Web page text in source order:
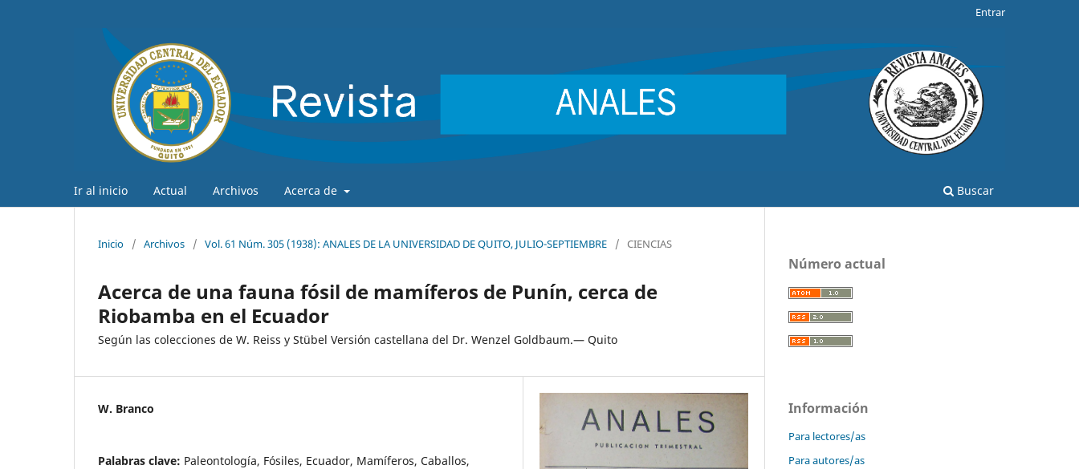
Ir al inicio Actual Archivos Acerca de Buscar
Entrar
Inicio / Archivos / Vol. 61 Núm. 305 (1938): ANALES DE LA UNIVERSIDAD DE QUITO, JULIO-SEPTIEMBRE / CIENCIAS
Acerca de una fauna fósil de mamíferos de Punín, cerca de
Riobamba en el Ecuador
Según las colecciones de W. Reiss y Stübel Versión castellana del Dr. Wenzel Goldbaum.— Quito
W. Branco
Palabras clave: Paleontología, Fósiles, Ecuador, Mamíferos, Caballos,
Número actual
Información
Para lectores/as
Para autores/as